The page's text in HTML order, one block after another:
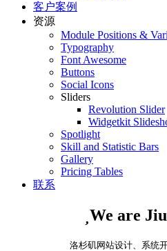
客户案例
资源
Module Positions &
Typography
Font Awesome
Buttons
Social Icons
Sliders
Revolution Slider
Widgetkit
Spotlight
Skill and Statistic Bars
Gallery
Pricing Tables
联系
We are
洛杉矶网站设计、系统